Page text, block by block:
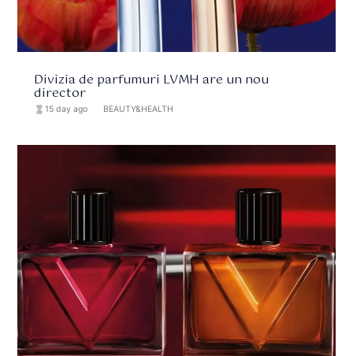
Divizia de parfumuri LVMH are un nou
director
hourglass_full 15 day ago BEAUTY&HEALTH